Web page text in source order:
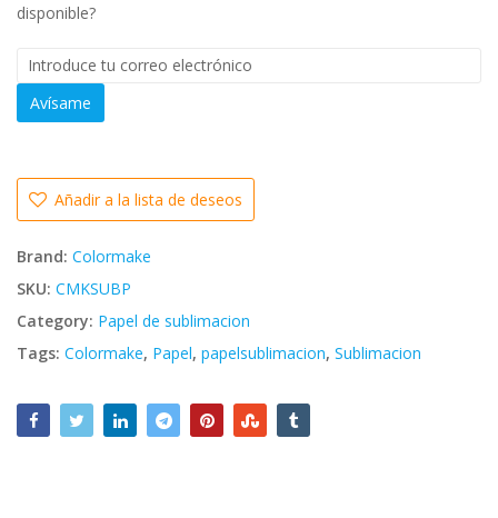
disponible?
Avísame
Añadir a la lista de deseos
Brand: Colormake
SKU: CMKSUBP
Category: Papel de sublimacion
Tags: Colormake, Papel, papelsublimacion, Sublimacion